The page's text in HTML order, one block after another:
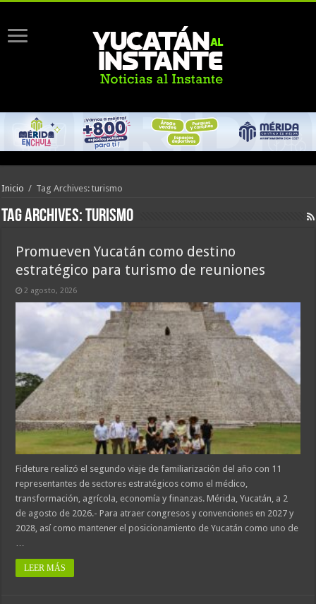
Inicio / Tag Archives: turismo
Tag Archives:turismo
Promueven Yucatán como destino
estratégico para turismo de reuniones
2 agosto, 2026
Fideture realizó el segundo viaje de familiarización del año con 11
representantes de sectores estratégicos como el médico,
transformación, agrícola, economía y finanzas. Mérida, Yucatán, a 2
de agosto de 2026.- Para atraer congresos y convenciones en 2027 y
2028, así como mantener el posicionamiento de Yucatán como uno de
…
LEER MÁS